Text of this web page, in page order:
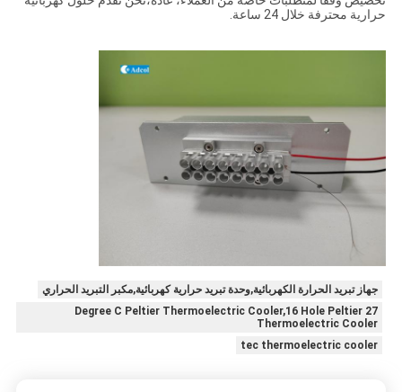
حرارية محترفة خلال 24 ساعة.
جهاز تبريد الحرارة الكهربائية,وحدة تبريد حرارية كهربائية,مكبر التبريد الحراري
27 Degree C Peltier Thermoelectric Cooler,16 Hole Peltier
Thermoelectric Cooler
tec thermoelectric cooler